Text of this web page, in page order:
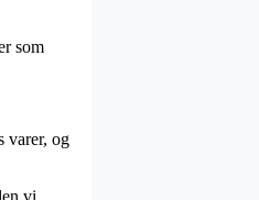
som
varer, og
vi